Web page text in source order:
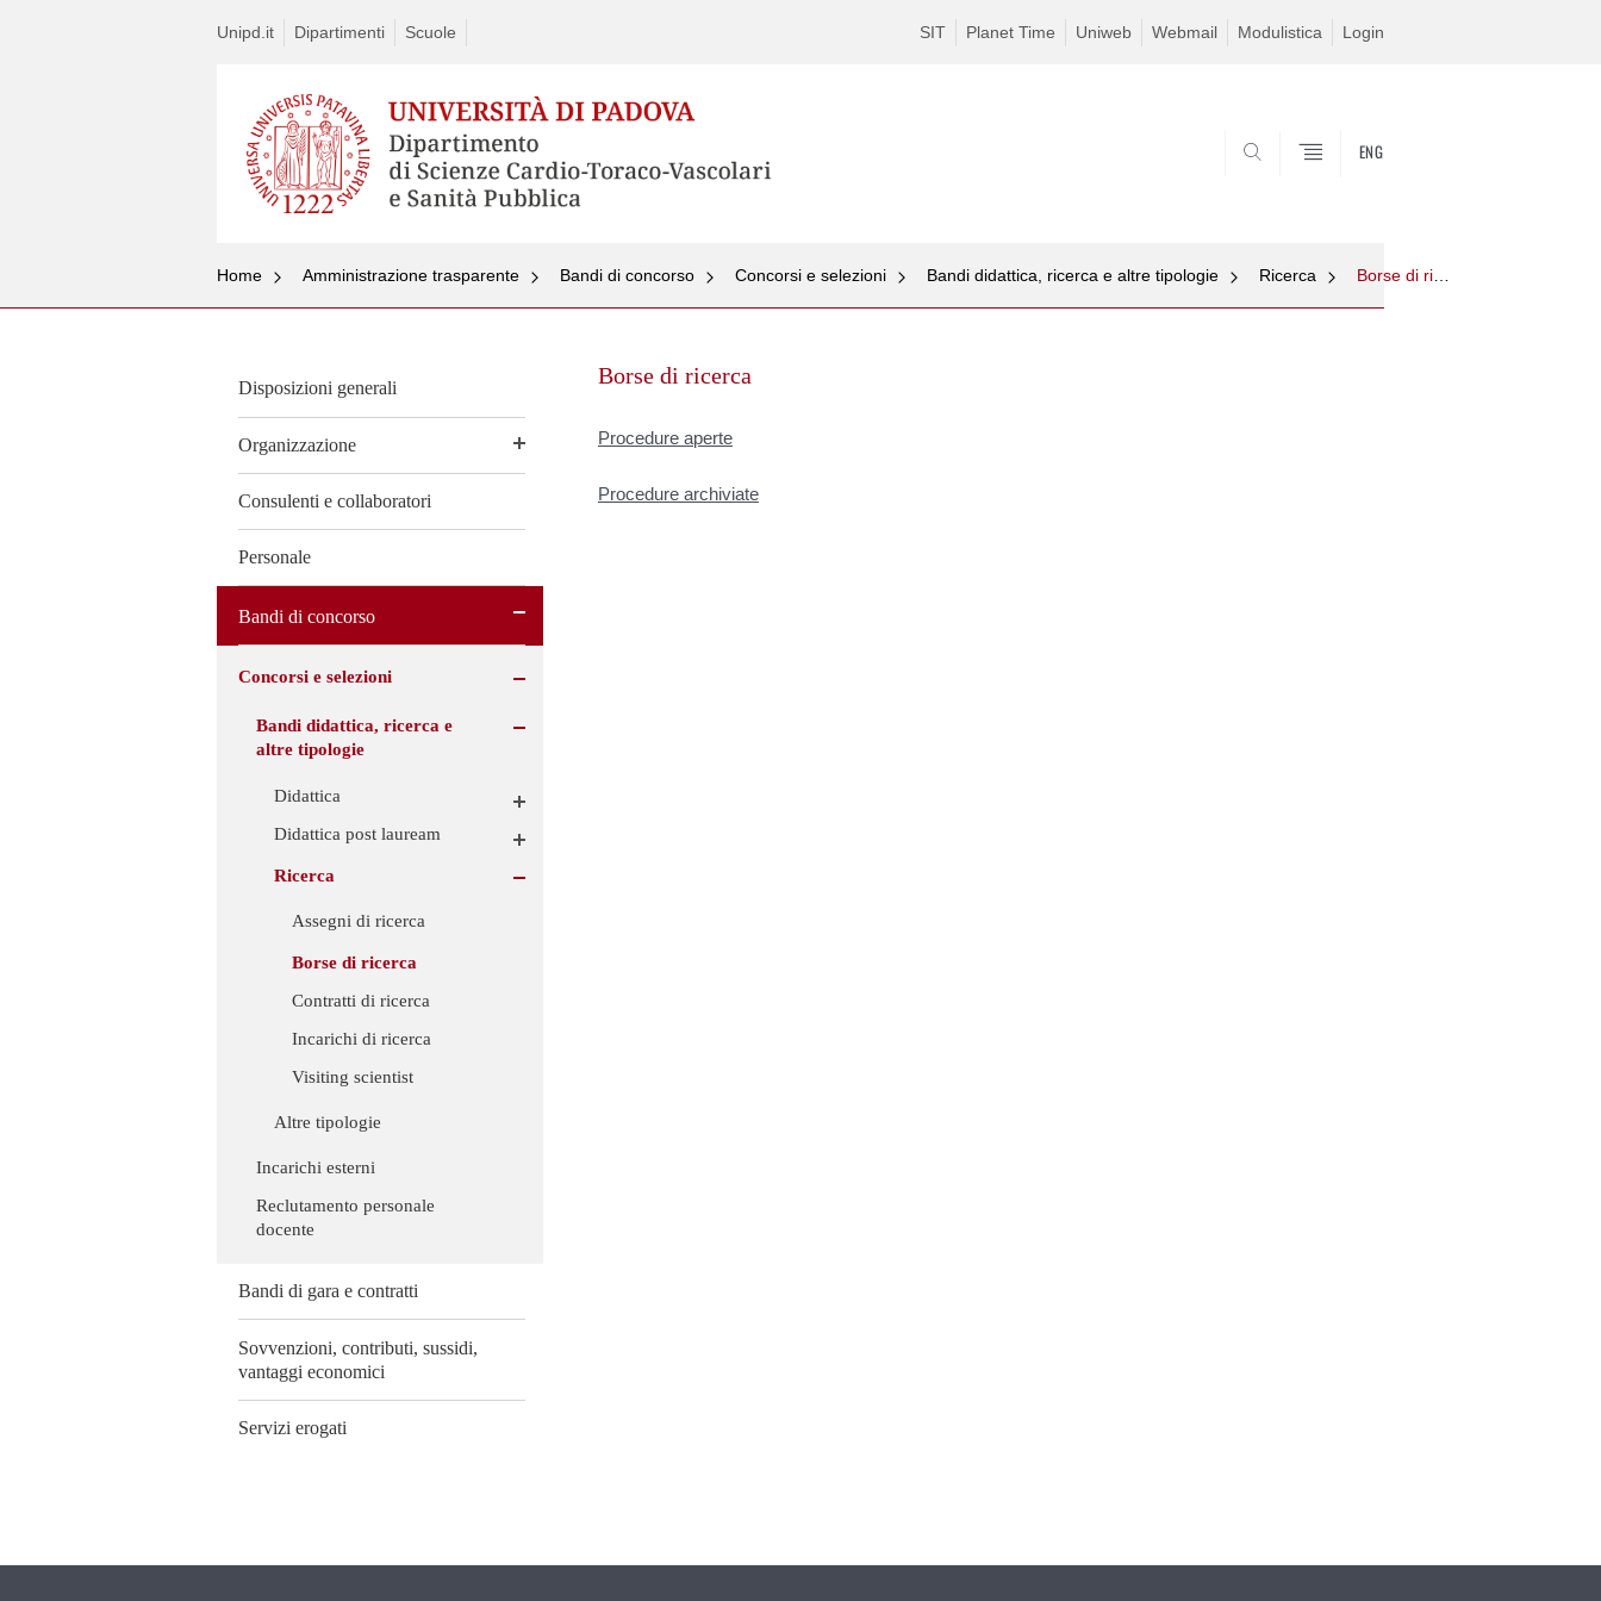
Unipd.it Dipartimenti Scuole SIT Planet Time Uniweb Webmail Modulistica Login
ENG
Home Amministrazione trasparente Bandi di concorso Concorsi e selezioni Bandi didattica, ricerca e altre tipologie Ricerca Borse di ricerca
Disposizioni generali
Organizzazione
Consulenti e collaboratori
Personale
Bandi di concorso
Concorsi e selezioni
Bandi didattica, ricerca e
altre tipologie
Didattica
Didattica post lauream
Ricerca
Assegni di ricerca
Borse di ricerca
Contratti di ricerca
Incarichi di ricerca
Visiting scientist
Altre tipologie
Incarichi esterni
Reclutamento personale
docente
Bandi di gara e contratti
Sovvenzioni, contributi, sussidi,
vantaggi economici
Servizi erogati
Borse di ricerca
Procedure aperte
Procedure archiviate